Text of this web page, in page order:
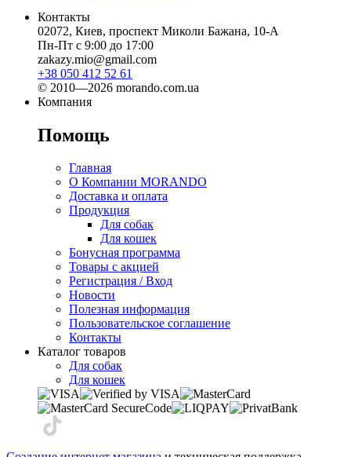
Контакты
02072, Киев, проспект Миколи Бажана, 10-А
Пн-Пт с 9:00 до 17:00
zakazy.mio@gmail.com
+38 050 412 52 61
© 2010—2026 morando.com.ua
Компания
Помощь
Главная
О Компании MORANDO
Доставка и оплата
Продукция
Для собак
Для кошек
Бонусная программа
Товары с акцией
Регистрация / Вход
Новости
Полезная информация
Пользовательское соглашение
Контакты
Каталог товаров
Для собак
Для кошек